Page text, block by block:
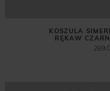
KOSZULA
RĘKAW